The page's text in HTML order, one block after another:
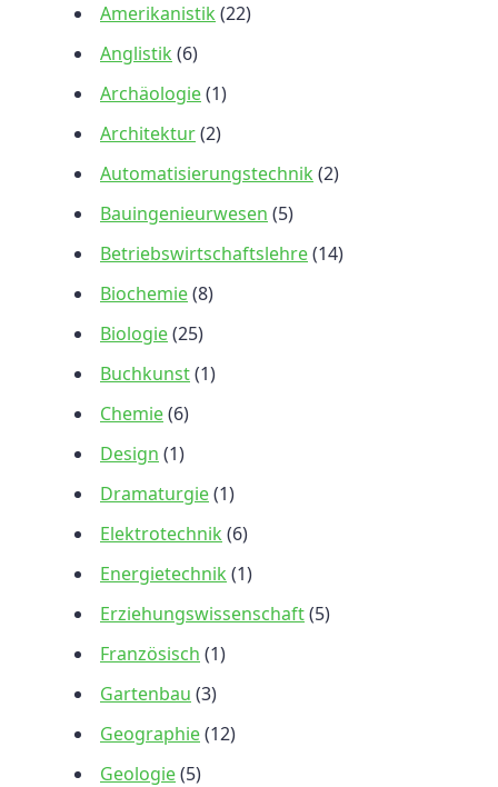
Amerikanistik (22)
Anglistik (6)
Archäologie(1)
Architektur(2)
Automatisierungstechnik (2)
Bauingenieurwesen (5)
Betriebswirtschaftslehre(14)
Biochemie(8)
Biologie(25)
Buchkunst(1)
Chemie(6)
Design (1)
Dramaturgie(1)
Elektrotechnik (6)
Energietechnik (1)
Erziehungswissenschaft(5)
Französisch (1)
Gartenbau (3)
Geographie(12)
Geologie(5)